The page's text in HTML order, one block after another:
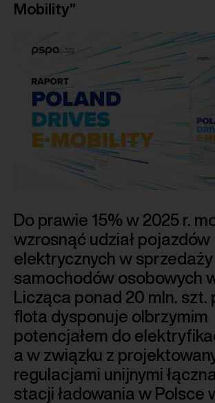
Mobility”
Do prawie 15% w 2025 r.
wzrosnąć udział pojazdów
elektrycznych w
samochodów osobowych
Licząca ponad 20 mln. szt.
flota dysponuje olbrzymim
potencjałem do
a w związku z
regulacjami unijnymi
stacji ładowania w Polsce